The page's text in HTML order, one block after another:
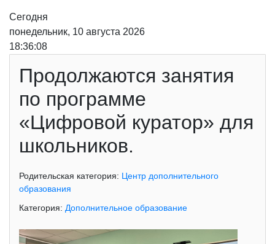
Сегодня
понедельник, 10 августа 2026
18:36:09
Продолжаются занятия
по программе
«Цифровой куратор» для
школьников.
Родительская категория: Центр дополнительного
образования
Категория: Дополнительное образование